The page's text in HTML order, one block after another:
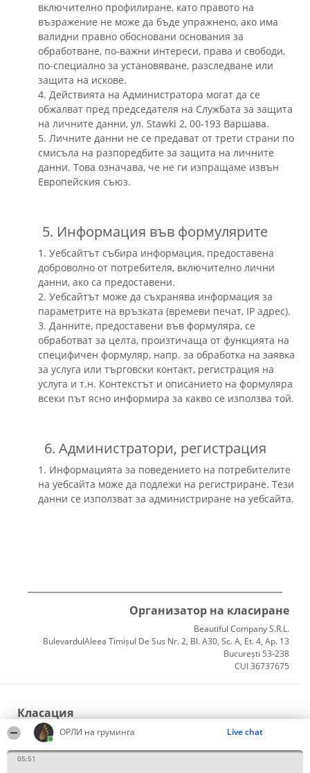
ОРЛИ на груминга Live chat
05:51
включително профилиране, като правото на
възражение не може да бъде упражнено, ако има
валидни правно обосновани основания за
обработване, по-важни интереси, права и свободи,
по-специално за установяване, разследване или
защита на искове.
4. Действията на Администратора могат да се
обжалват пред председателя на Службата за защита
на личните данни, ул. Stawki 2, 00-193 Варшава.
5. Личните данни не се предават от трети страни по
смисъла на разпоредбите за защита на личните
данни. Това означава, че не ги изпращаме извън
Европейския съюз.
5. Информация във формулярите
1. Уебсайтът събира информация, предоставена
доброволно от потребителя, включително лични
данни, ако са предоставени.
2. Уебсайтът може да съхранява информация за
параметрите на връзката (времеви печат, IP адрес).
3. Данните, предоставени във формуляра, се
обработват за целта, произтичаща от функцията на
специфичен формуляр, напр. за обработка на заявка
за услуга или търговски контакт, регистрация на
услуга и т.н. Контекстът и описанието на формуляра
всеки път ясно информира за какво се използва той.
6. Администратори, регистрация
1. Информацията за поведението на потребителите
на уебсайта може да подлежи на регистриране. Тези
данни се използват за администриране на уебсайта.
Организатор на класиране
Beautiful Company S.R.L.
BulevardulAleea Timișul De Sus Nr. 2, Bl. A30, Sc. A, Et. 4, Ap. 13
București 53-238
CUI 36737675
Класация
Победители
Списък на всички победители
Правила